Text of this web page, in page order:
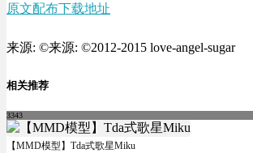
原文配布下载地址
来源: ©来源: ©2012-2015 love-angel-sugar
相关推荐
3343
【MMD模型】Tda式歌星Miku